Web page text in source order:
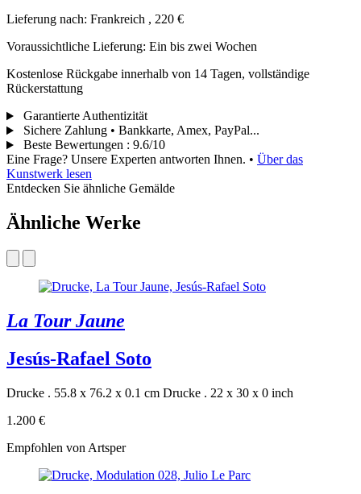
Lieferung nach: Frankreich , 220 €
Voraussichtliche Lieferung: Ein bis zwei Wochen
Kostenlose Rückgabe innerhalb von 14 Tagen, vollständige
Rückerstattung
Garantierte Authentizität
Sichere Zahlung • Bankkarte, Amex, PayPal...
Beste Bewertungen : 9.6/10
Eine Frage? Unsere Experten antworten Ihnen. • Über das
Kunstwerk lesen
Entdecken Sie ähnliche Gemälde
Ähnliche Werke
La Tour Jaune
Jesús-Rafael Soto
Drucke . 55.8 x 76.2 x 0.1 cm Drucke . 22 x 30 x 0 inch
1.200 €
Empfohlen von Artsper